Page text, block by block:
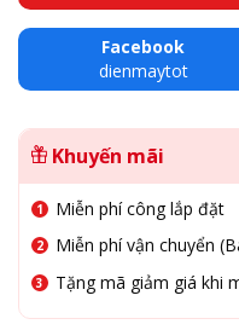
Facebook
dienmaytot
Khuyến mãi
Miễn phí công lắp đặt
Miễn phí vận chuyển
Tặng mã giảm giá khi